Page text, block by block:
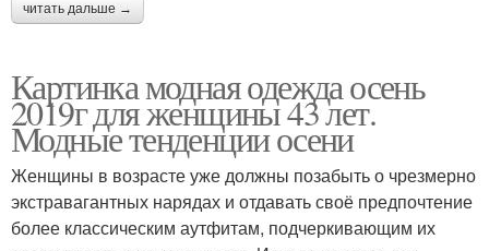
читать дальше →
Картинка модная одежда осень
2019г для женщины 43 лет.
Модные тенденции осени
Женщины в возрасте уже должны позабыть о чрезмерно
экстравагантных нарядах и отдавать своё предпочтение
более классическим аутфитам, подчеркивающим их